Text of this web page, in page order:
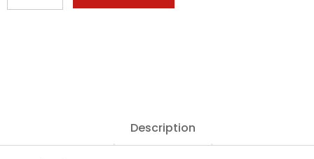
3126B
Description